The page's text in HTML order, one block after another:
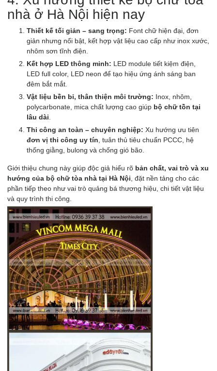
nhà ở Hà Nội hiện nay
Thiết kế tối giản – sang trọng: Font chữ hiện đại, đơn
giản nhưng nổi bật, kết hợp vật liệu cao cấp như inox xước,
nhôm sơn tĩnh điện.
Kết hợp LED thông minh: LED module tiết kiệm điện,
LED full color, LED neon để tạo hiệu ứng ánh sáng ban
đêm bắt mắt.
Vật liệu bền bỉ, thân thiện môi trường: Inox, nhôm,
polycarbonate, mica chất lượng cao giúp bộ chữ tồn tại
lâu dài
Thi công an toàn – chuyên nghiệp: Xu hướng ưu tiên
đơn vị thi công uy tín , tuân thủ tiêu chuẩn PCCC, hệ
thống giằng, bulong và chống gió bão.
Giới thiệu chung này giúp độc giả hiểu rõ bản chất, vai trò và xu
hướng của bộ chữ tòa nhà tại Hà Nội , đặt nền tảng cho các
phần tiếp theo như vai trò quảng bá thương hiệu, chi tiết vật liệu
và quy trình thi công.